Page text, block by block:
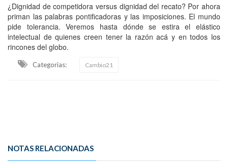
¿Dignidad de competidora versus dignidad del recato? Por ahora
priman las palabras pontificadoras y las imposiciones. El mundo
pide tolerancia. Veremos hasta dónde se estira el elástico
intelectual de quienes creen tener la razón acá y en todos los
rincones del globo.
Categorias: Cambio21
NOTAS RELACIONADAS